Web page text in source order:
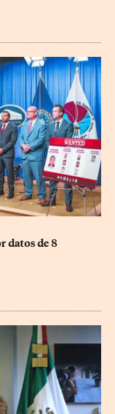
datos de 8